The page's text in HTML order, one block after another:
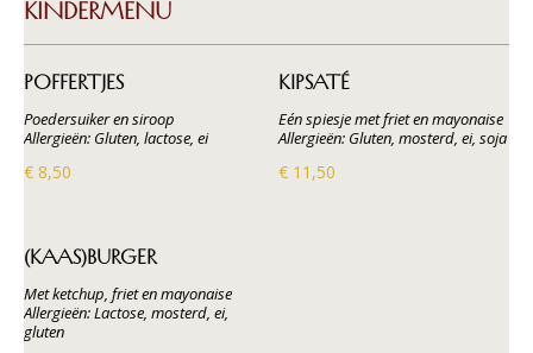
KINDERMENU
POFFERTJES
Poedersuiker en siroop
Allergieën: Gluten, lactose, ei
€ 8,50
KIPSATÉ
Eén spiesje met friet en mayonaise
Allergieën: Gluten, mosterd, ei, soja
€ 11,50
(KAAS)BURGER
Met ketchup, friet en mayonaise
Allergieën: Lactose, mosterd, ei,
gluten